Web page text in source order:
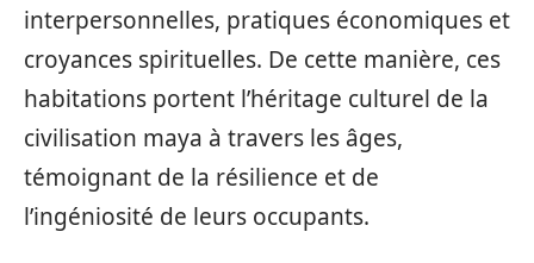
interpersonnelles, pratiques économiques et
croyances spirituelles. De cette manière, ces
habitations portent l’héritage culturel de la
civilisation maya à travers les âges,
témoignant de la résilience et de
l’ingéniosité de leurs occupants.